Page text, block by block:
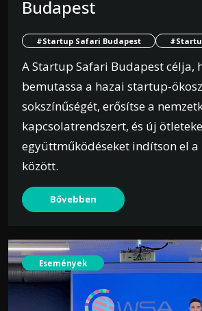
Budapest
#Startup Safari Budapest
A Startup Safari Budapest célja,
bemutassa a hazai startup-
sokszínűségét, erősítse a
kapcsolatrendszert, és új
együttműködéseket indítson el a
között.
Bővebben
Események